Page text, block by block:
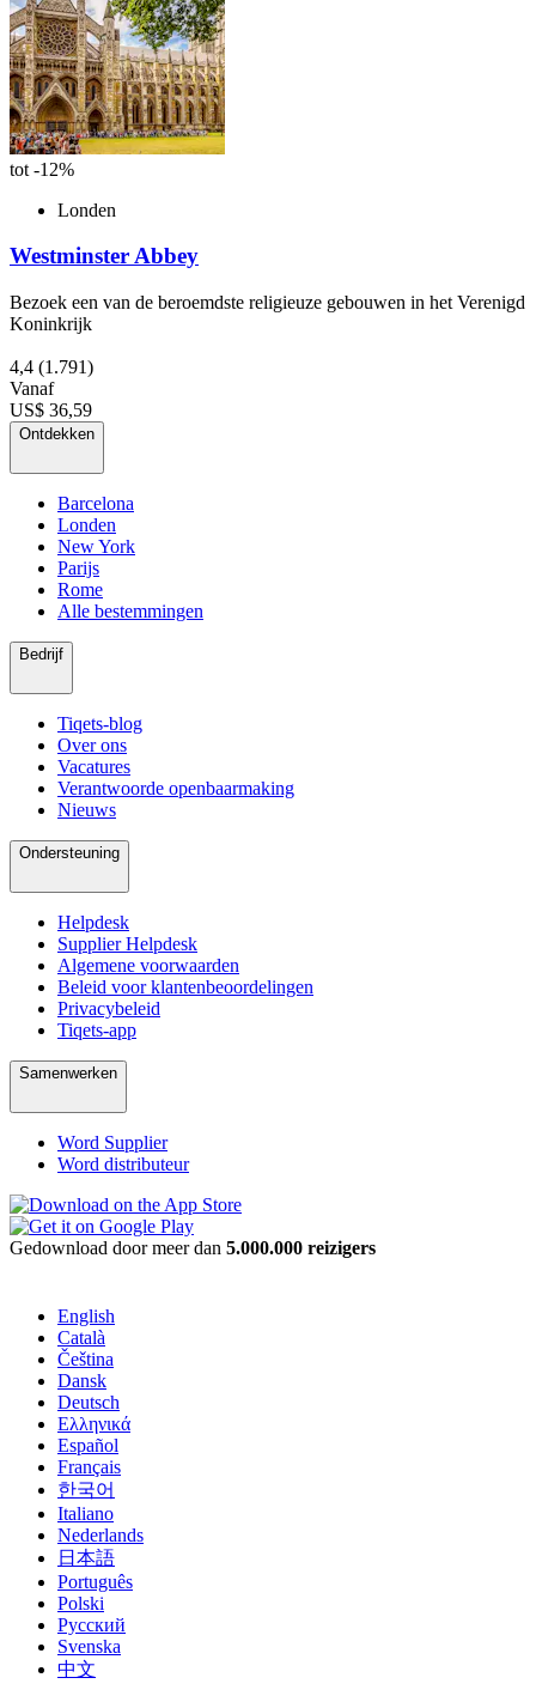
tot -12%
Londen
Westminster Abbey
Bezoek een van de beroemdste religieuze gebouwen in het Verenigd
Koninkrijk
4,4 (1.791)
Vanaf
US$ 36,59
Ontdekken
Barcelona
Londen
New York
Parijs
Rome
Alle bestemmingen
Bedrijf
Tiqets-blog
Over ons
Vacatures
Verantwoorde openbaarmaking
Nieuws
Ondersteuning
Helpdesk
Supplier Helpdesk
Algemene voorwaarden
Beleid voor klantenbeoordelingen
Privacybeleid
Tiqets-app
Samenwerken
Word Supplier
Word distributeur
Gedownload door meer dan 5.000.000 reizigers
English
Català
Čeština
Dansk
Deutsch
Ελληνικά
Español
Français
한국어
Italiano
Nederlands
日本語
Português
Polski
Русский
Svenska
中文